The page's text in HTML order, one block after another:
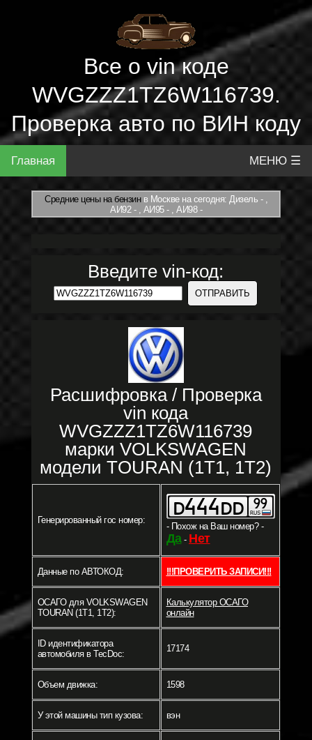
Все о vin коде
WVGZZZ1TZ6W116739.
Проверка авто по ВИН коду
Главная МЕНЮ ☰
Средние цены на бензинв Москве на сегодня: Дизель - ,
АИ92 - , АИ95 - , АИ98 -
Введите vin-код:
Расшифровка / Проверка
vin кода
WVGZZZ1TZ6W116739
марки VOLKSWAGEN
модели TOURAN (1T1, 1T2)
Генерированный гос номер:
- Похож на Ваш номер? -
Да- Нет
Данные по АВТОКОД: !!!ПРОВЕРИТЬ ЗАПИСИ!!!
ОСАГО для VOLKSWAGEN
TOURAN (1T1, 1T2):
Калькулятор ОСАГО
онлайн
ID идентификатора
автомобиля в TecDoc:
17174
Объем движка: 1598
У этой машины тип кузова: вэн